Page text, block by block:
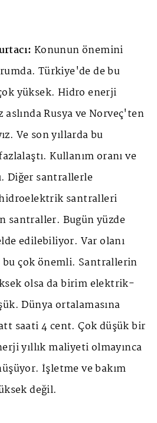
Konunun önemini
Türkiye'de de bu
yüksek. Hidro enerji
Rusya ve Norveç'ten
Ve son yıllarda bu
Kullanım oranı ve
Diğer santrallerle
hidroelektrik santralleri
santraller. Bugün yüzde
edilebiliyor. Var olanı
bu çok önemli. Santrallerin
olsa da birim elektrik-
Dünya ortalamasına
saati 4 cent. Çok düşük bir
yıllık maliyeti olmayınca
İşletme ve bakım
değil.